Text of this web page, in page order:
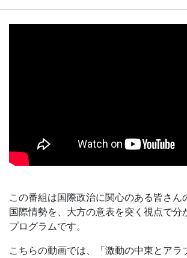
この番組は国際政治に関心のある皆さん
国際情勢を、大方の意表を突く視点で分
プログラムです。
こちらの動画では、「激動の中東とアラ